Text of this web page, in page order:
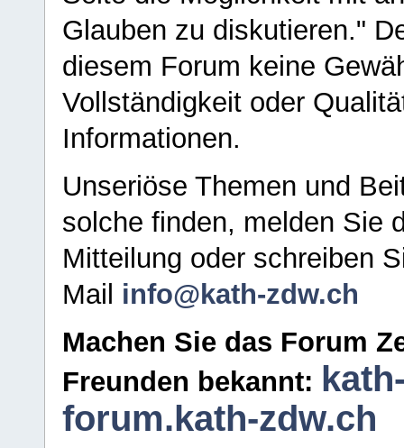
Glauben zu diskutieren."
diesem Forum keine
Vollständigkeit oder
Informationen.
Unseriöse Themen und
solche finden, melden Sie
Mitteilung oder schreiben
Mail info@kath-zdw.ch
Machen Sie das Forum
Freunden bekannt:
forum.kath-zdw.ch